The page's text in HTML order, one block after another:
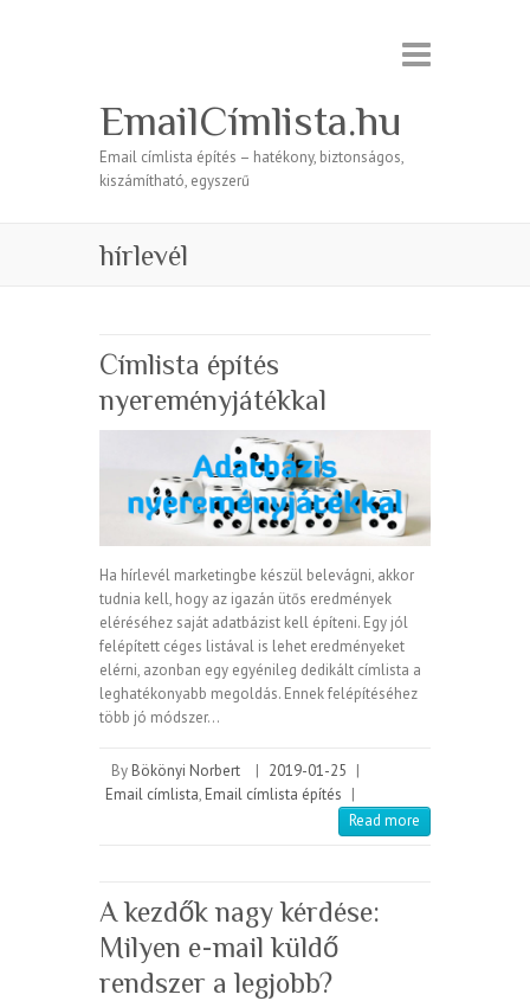
EmailCímlista.hu
Email címlista építés – hatékony, biztonságos,
kiszámítható, egyszerű
hírlevél
Címlista építés
nyereményjátékkal
Ha hírlevél marketingbe készül belevágni, akkor
tudnia kell, hogy az igazán ütős eredmények
eléréséhez saját adatbázist kell építeni. Egy jól
felépített céges listával is lehet eredményeket
elérni, azonban egy egyénileg dedikált címlista a
leghatékonyabb megoldás. Ennek felépítéséhez
több jó módszer…
By Bökönyi Norbert | 2019-01-25 |
Email címlista, Email címlista építés |
Read more
A kezdők nagy kérdése:
Milyen e-mail küldő
rendszer a legjobb?